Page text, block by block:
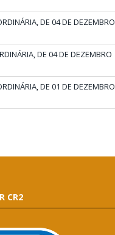
DE 04 DE DEZEMBRO
DE 04 DE DEZEMBRO
DE 01 DE DEZEMBRO
CR2